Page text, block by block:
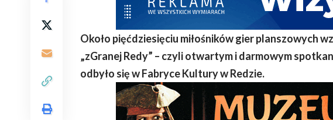
Około pięćdziesięciu miłośników gier planszowych
„zGranej Redy” – czyli otwartym i darmowym
odbyło się w Fabryce Kultury w Redzie.